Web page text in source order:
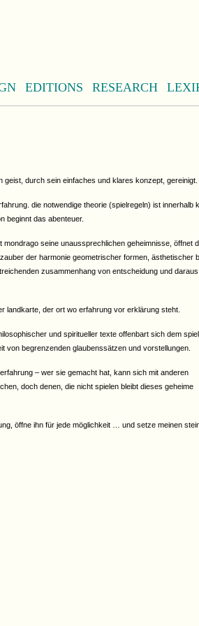
EDITIONS RESEARCH
geist, durch sein einfaches und klares konzept, gereinigt.
die notwendige theorie (spielregeln) ist innerhalb
beginnt das abenteuer.
mondrago seine unaussprechlichen geheimnisse, öffnet
der harmonie geometrischer formen, ästhetischer
zusammenhang von entscheidung und daraus
landkarte, der ort wo erfahrung vor erklärung steht.
und spiritueller texte offenbart sich dem
von begrenzenden glaubenssätzen und vorstellungen.
– wer sie gemacht hat, kann sich mit anderen
doch denen, die nicht spielen bleibt dieses geheime
öffne ihn für jede möglichkeit … und setze meinen